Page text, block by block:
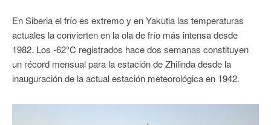
En Siberia el frío es extremo y en Yakutia las temperaturas
actuales la convierten en la ola de frío más intensa desde
1982. Los -62°C registrados hace dos semanas constituyen
un récord mensual para la estación de Zhilinda desde la
inauguración de la actual estación meteorológica en 1942.